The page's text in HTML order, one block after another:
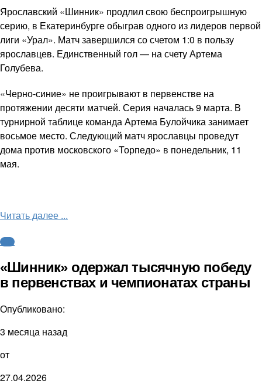
Ярославский «Шинник» продлил свою беспроигрышную
серию, в Екатеринбурге обыграв одного из лидеров первой
лиги «Урал». Матч завершился со счетом 1:0 в пользу
ярославцев. Единственный гол — на счету Артема
Голубева.
«Черно-синие» не проигрывают в первенстве на
протяжении десяти матчей. Серия началась 9 марта. В
турнирной таблице команда Артема Булойчика занимает
восьмое место. Следующий матч ярославцы проведут
дома против московского «Торпедо» в понедельник, 11
мая.
Читать далее ...
ФНЛ
«Шинник» одержал тысячную победу
в первенствах и чемпионатах страны
Опубликовано:
3 месяца назад
от
27.04.2026